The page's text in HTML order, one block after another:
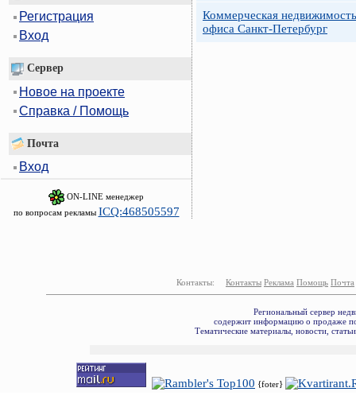
Регистрация
Вход
Сервер
Новое на проекте
Справка / Помощь
Почта
Вход
ON-LINE менеджер
по вопросам рекламы ICQ:468505597
Коммерческая
офиса Санкт-Петербург
Контакты: Контакты Реклама Помощь Почта
Региональный сервер
содержит информацию о продаже
Тематические материалы, новости,
{foter}